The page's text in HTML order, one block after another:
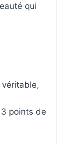
qui
points de